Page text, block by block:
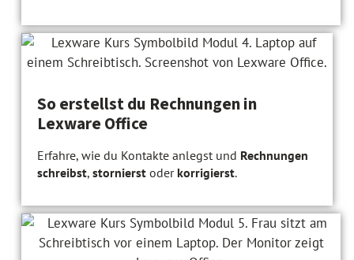
So erstellst du Rechnungen in
Lexware Office
Erfahre, wie du Kontakte anlegst und Rechnungen
schreibst,stornierst oder korrigierst.